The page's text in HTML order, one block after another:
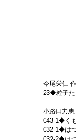
今尾栄仁 作
23◆粒子た
小路口力恵
043-1◆く
032-1◆は